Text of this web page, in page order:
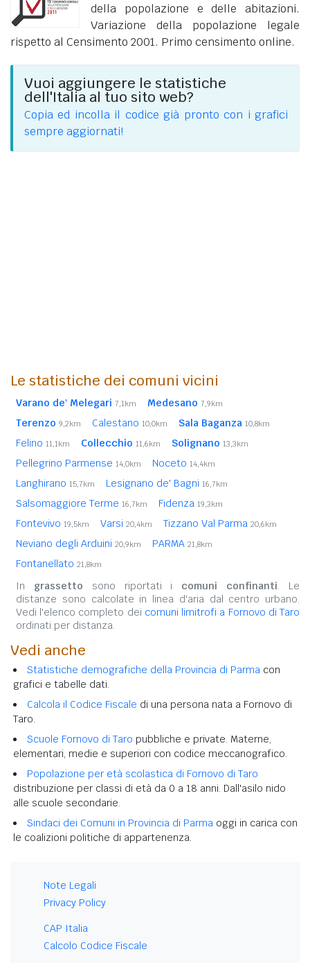
della popolazione e delle abitazioni.
Variazione della popolazione legale
rispetto al Censimento 2001. Primo censimento online.
Vuoi aggiungere le statistiche
dell'Italia al tuo sito web?
Copia ed incolla il codice già pronto con i grafici
sempre aggiornati!
Le statistiche dei comuni vicini
Varano de' Melegari 7,1km Medesano 7,9km
Terenzo 9,2km Calestano 10,0km Sala Baganza 10,8km
Felino 11,1km Collecchio 11,6km Solignano 13,3km
Pellegrino Parmense 14,0km Noceto 14,4km
Langhirano 15,7km Lesignano de' Bagni 16,7km
Salsomaggiore Terme 16,7km Fidenza 19,3km
Fontevivo 19,5km Varsi 20,4km Tizzano Val Parma 20,6km
Neviano degli Arduini 20,9km PARMA 21,8km
Fontanellato 21,8km
In grassetto sono riportati i comuni confinanti. Le
distanze sono calcolate in linea d'aria dal centro urbano.
Vedi l'elenco completo dei comuni limitrofi a Fornovo di Taro
ordinati per distanza.
Vedi anche
Statistiche demografiche della Provincia di Parma con
grafici e tabelle dati.
Calcola il Codice Fiscale di una persona nata a Fornovo di
Taro.
Scuole Fornovo di Taro pubbliche e private. Materne,
elementari, medie e superiori con codice meccanografico.
Popolazione per età scolastica di Fornovo di Taro
distribuzione per classi di età da 0 a 18 anni. Dall'asilo nido
alle scuole secondarie.
Sindaci dei Comuni in Provincia di Parma oggi in carica con
le coalizioni politiche di appartenenza.
Note Legali
Privacy Policy
CAP Italia
Calcolo Codice Fiscale